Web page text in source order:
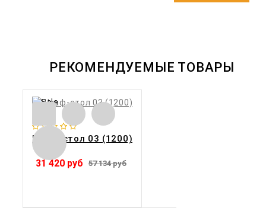
РЕКОМЕНДУЕМЫЕ ТОВАРЫ
Sale
Шкаф-стол 03 (1200)
31 420 руб 57 134 руб
45%